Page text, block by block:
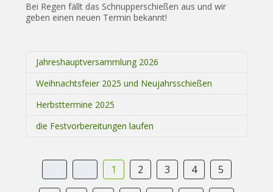
Bei Regen fällt das Schnupperschießen aus und wir
geben einen neuen Termin bekannt!
Jahreshauptversammlung 2026
Weihnachtsfeier 2025 und Neujahrsschießen
Herbsttermine 2025
die Festvorbereitungen laufen
1 2 3 4 5